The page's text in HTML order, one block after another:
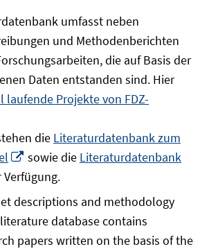
umfasst neben
und Methodenberichten
die auf Basis der
Daten entstanden sind. Hier
laufende Projekte von FDZ-
die Literaturdatenbank zum
In
neuem
Fenster
öffnen
sowie die Literaturdatenbank
Verfügung.
descriptions and methodology
database contains
papers written on the basis of the